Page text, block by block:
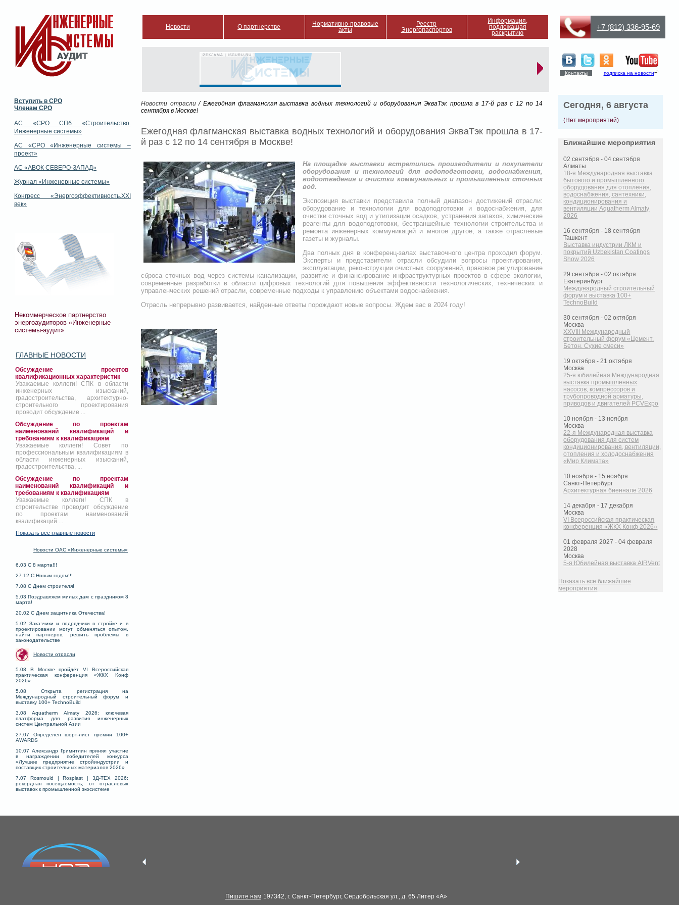
Новости О партнерстве
Нормативно-правовые
акты
Реестр
Энергопаспортов
Информация,
подлежащая
раскрытию
РЕКЛАМА | ISGURU.RU
+7 (812) 336-95-69
Контакты подписка на новости
Вступить в СРО
Членам СРО
АС «СРО СПб «Строительство.
Инженерные системы»
АС «СРО «Инженерные системы –
проект»
АС «АВОК СЕВЕРО-ЗАПАД»
Журнал «Инженерные системы»
Конгресс «Энергоэффективность.XXI
век»
Некоммерческое партнерство
энергоаудиторов «Инженерные
системы-аудит»
ГЛАВНЫЕ НОВОСТИ
Обсуждение проектов
квалификационных характеристик
Уважаемые коллеги! СПК в области
инженерных изысканий,
градостроительства, архитектурно-
строительного проектирования
проводит обсуждение ...
Обсуждение по проектам
наименований квалификаций и
требованиям к квалификациям
Уважаемые коллеги! Совет по
профессиональным квалификациям в
области инженерных изысканий,
градостроительства, ...
Обсуждение по проектам
наименований квалификаций и
требованиям к квалификациям
Уважаемые коллеги! СПК в
строительстве проводит обсуждение
по проектам наименований
квалификаций ...
Показать все главные новости
Новости ОАС «Инженерные системы»
6.03 С 8 марта!!!
27.12 С Новым годом!!!
7.08 С Днем строителя!
5.03 Поздравляем милых дам с праздником 8
марта!
20.02 С Днем защитника Отечества!
5.02 Заказчики и подрядчики в стройке и в
проектировании могут обменяться опытом,
найти партнеров, решить проблемы в
законодательстве
Новости отрасли
5.08 В Москве пройдёт VI Всероссийская
практическая конференция «ЖКХ Конф
2026»
5.08 Открыта регистрация на
Международный строительный форум и
выставку 100+ TechnoBuild
3.08 Aquatherm Almaty 2026: ключевая
платформа для развития инженерных
систем Центральной Азии
27.07 Определен шорт-лист премии 100+
AWARDS
10.07 Александр Гримитлин принял участие
в награждении победителей конкурса
«Лучшее предприятие стройиндустрии и
поставщик строительных материалов 2026»
7.07 Rosmould | Rosplast | 3Д-ТЕХ 2026:
рекордная посещаемость; от отраслевых
выставок к промышленной экосистеме
Сегодня, 6 августа
(Нет мероприятий)
Ближайшие мероприятия
02 сентября - 04 сентября
Алматы
18-я Международная выставка
бытового и промышленного
оборудования для отопления,
водоснабжения, сантехники,
кондиционирования и
вентиляции Aquatherm Almaty
2026
16 сентября - 18 сентября
Ташкент
Выставка индустрии ЛКМ и
покрытий Uzbekistan Coatings
Show 2026
29 сентября - 02 октября
Екатеринбург
Международный строительный
форум и выставка 100+
TechnoBuild
30 сентября - 02 октября
Москва
XXVIII Международный
строительный форум «Цемент.
Бетон. Сухие смеси»
19 октября - 21 октября
Москва
25-я юбилейная Международная
выставка промышленных
насосов, компрессоров и
трубопроводной арматуры,
приводов и двигателей PCVExpo
10 ноября - 13 ноября
Москва
22-я Международная выставка
оборудования для систем
кондиционирования, вентиляции,
отопления и холодоснабжения
«Мир Климата»
10 ноября - 15 ноября
Санкт-Петербург
Архитектурная биеннале 2026
14 декабря - 17 декабря
Москва
VI Всероссийская практическая
конференция «ЖКХ Конф 2026»
01 февраля 2027 - 04 февраля
2028
Москва
5-я Юбилейная выставка AIRVent
Показать все ближайшие
мероприятия
Новости отрасли/ Ежегодная флагманская выставка водных технологий и оборудования ЭкваТэк прошла в 17-й раз с 12 по 14
сентября в Москве!
Ежегодная флагманская выставка водных технологий и оборудования ЭкваТэк прошла в 17-
й раз с 12 по 14 сентября в Москве!
На площадке выставки встретились производители и покупатели
оборудования и технологий для водоподготовки, водоснабжения,
водоотведения и очистки коммунальных и промышленных сточных
вод.
Экспозиция выставки представила полный диапазон достижений отрасли:
оборудование и технологии для водоподготовки и водоснабжения, для
очистки сточных вод и утилизации осадков, устранения запахов, химические
реагенты для водоподготовки, бестраншейные технологии строительства и
ремонта инженерных коммуникаций и многое другое, а также отраслевые
газеты и журналы.
Два полных дня в конференц-залах выставочного центра проходил форум.
Эксперты и представители отрасли обсудили вопросы проектирования,
эксплуатации, реконструкции очистных сооружений, правовое регулирование
сброса сточных вод через системы канализации, развитие и финансирование инфраструктурных проектов в сфере экологии,
современные разработки в области цифровых технологий для повышения эффективности технологических, технических и
управленческих решений отрасли, современные подходы к управлению объектами водоснабжения.
Отрасль непрерывно развивается, найденные ответы порождают новые вопросы. Ждем вас в 2024 году!
Пишите нам 197342, г. Санкт-Петербург, Сердобольская ул., д. 65 Литер «А»